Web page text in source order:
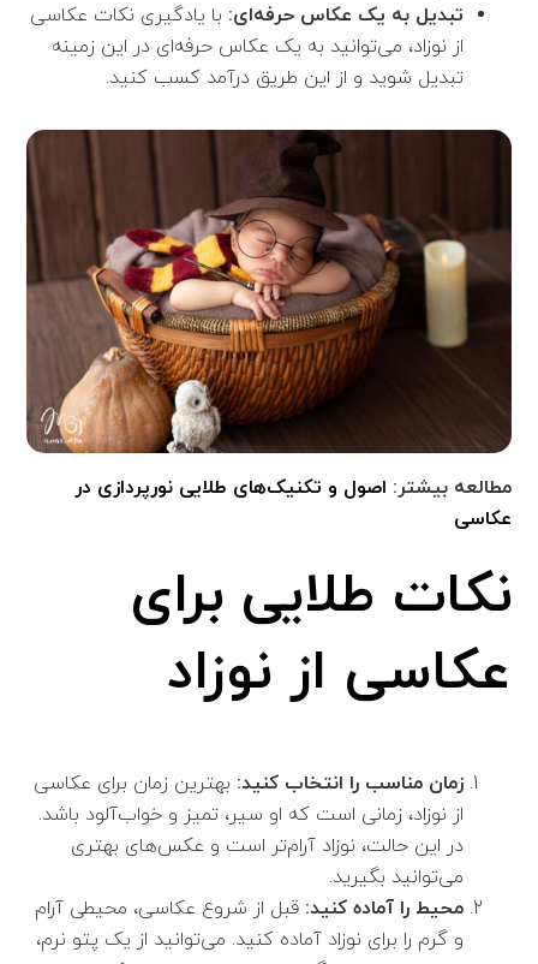
تبدیل به یک عکاس حرفه‌ای: با یادگیری نکات عکاسی
از نوزاد، می‌توانید به یک عکاس حرفه‌ای در این زمینه
تبدیل شوید و از این طریق درآمد کسب کنید.
مطالعه بیشتر: اصول و تکنیک‌های طلایی نورپردازی در
عکاسی
نکات طلایی برای
عکاسی از نوزاد
زمان مناسب را انتخاب کنید: بهترین زمان برای عکاسی
از نوزاد، زمانی است که او سیر، تمیز و خواب‌آلود باشد.
در این حالت، نوزاد آرام‌تر است و عکس‌های بهتری
می‌توانید بگیرید.
محیط را آماده کنید:قبل از شروع عکاسی، محیطی آرام
و گرم را برای نوزاد آماده کنید. می‌توانید از یک پتو نرم،